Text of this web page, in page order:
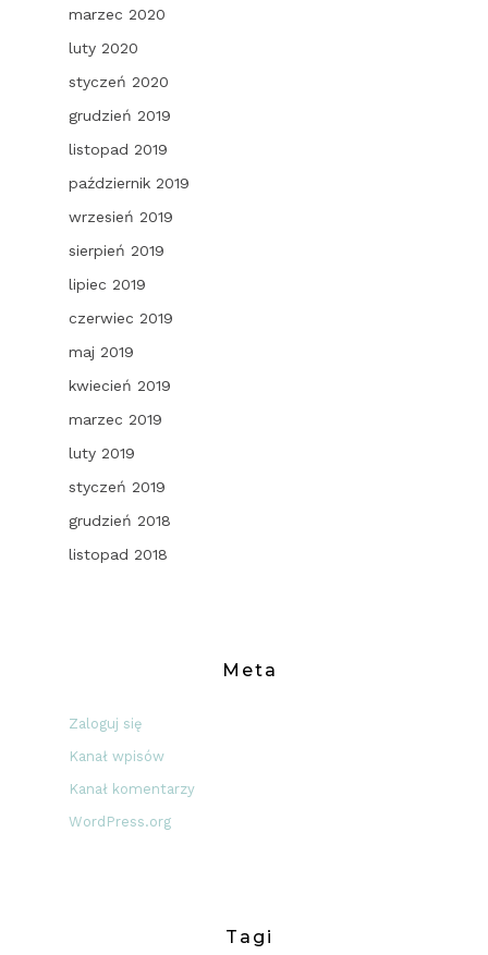
marzec 2020
luty 2020
styczeń 2020
grudzień 2019
listopad 2019
październik 2019
wrzesień 2019
sierpień 2019
lipiec 2019
czerwiec 2019
maj 2019
kwiecień 2019
marzec 2019
luty 2019
styczeń 2019
grudzień 2018
listopad 2018
Meta
Zaloguj się
Kanał wpisów
Kanał komentarzy
WordPress.org
Tagi